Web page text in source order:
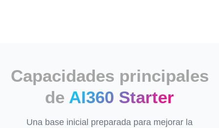
Capacidades principales
de AI360 Starter
Una base inicial preparada para mejorar la